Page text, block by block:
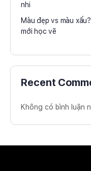
nhi
Màu đẹp vs màu
mới học vẽ
Recent
Không có bình luận